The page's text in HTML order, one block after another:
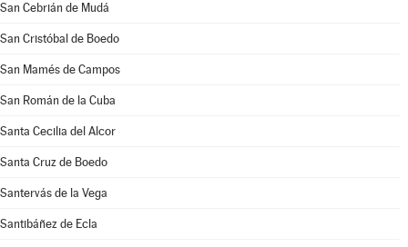
San Cebrián de Mudá
San Cristóbal de Boedo
San Mamés de Campos
San Román de la Cuba
Santa Cecilia del Alcor
Santa Cruz de Boedo
Santervás de la Vega
Santibáñez de Ecla